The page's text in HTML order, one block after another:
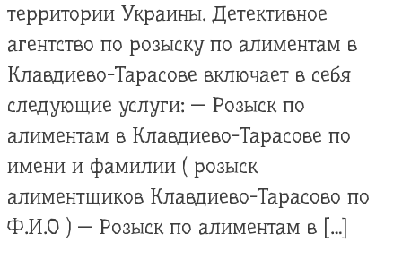
территории Украины. Детективное
агентство по розыску по алиментам в
Клавдиево-Тарасове включает в себя
следующие услуги: — Розыск по
алиментам в Клавдиево-Тарасове по
имени и фамилии ( розыск
алиментщиков Клавдиево-Тарасово по
Ф.И.О ) — Розыск по алиментам в […]